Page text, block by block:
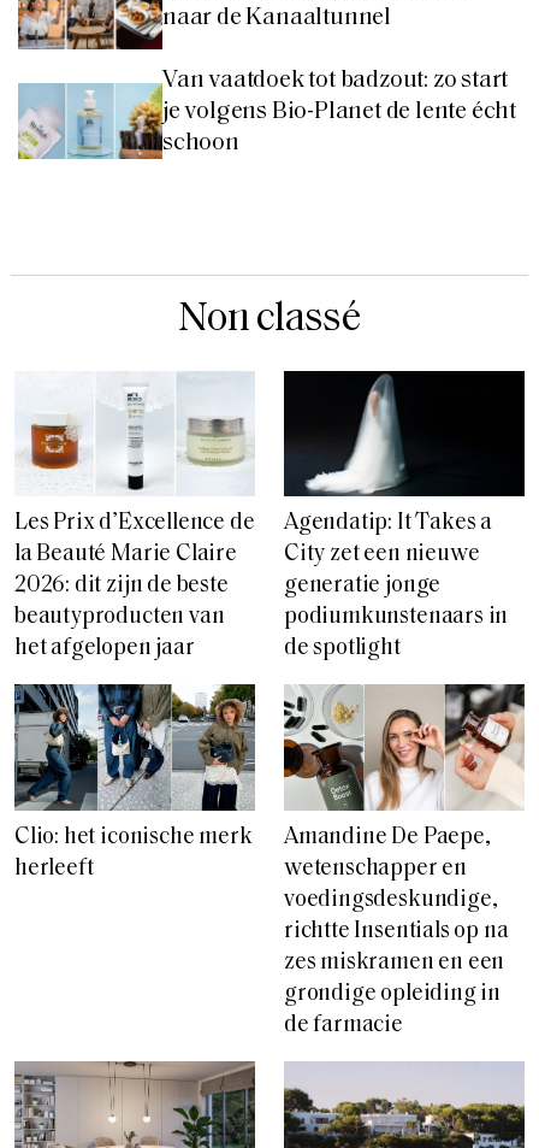
naar de Kanaaltunnel
Van vaatdoek tot badzout: zo start
je volgens Bio-Planet de lente écht
schoon
Non classé
Les Prix d’Excellence de
la Beauté Marie Claire
2026: dit zijn de beste
beautyproducten van
het afgelopen jaar
Agendatip: It Takes a
City zet een nieuwe
generatie jonge
podiumkunstenaars in
de spotlight
Clio: het iconische merk
herleeft
Amandine De Paepe,
wetenschapper en
voedingsdeskundige,
richtte Insentials op na
zes miskramen en een
grondige opleiding in
de farmacie